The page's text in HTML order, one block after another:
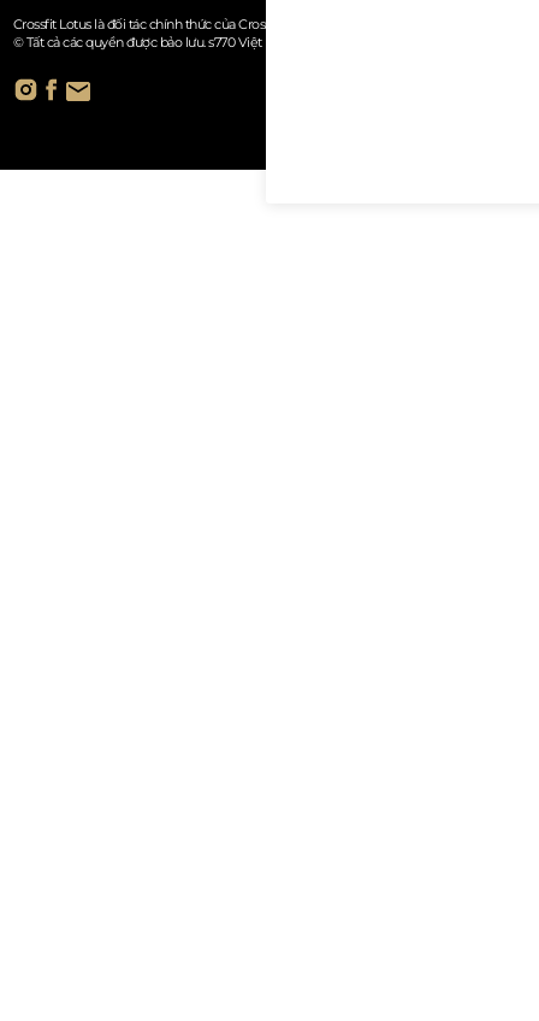
Crossfit Lotus là đối tác chính thức của Crossfit.
© Tất cả các quyền được bảo lưu. s770 Việt Nam